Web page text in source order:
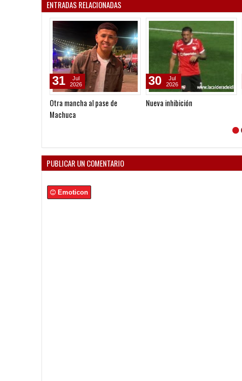
ENTRADAS RELACIONADAS
Otra mancha al pase de
Machuca
31
Jul
2026
Nueva inhibición
30
Jul
2026
PUBLICAR UN COMENTARIO
Emoticon